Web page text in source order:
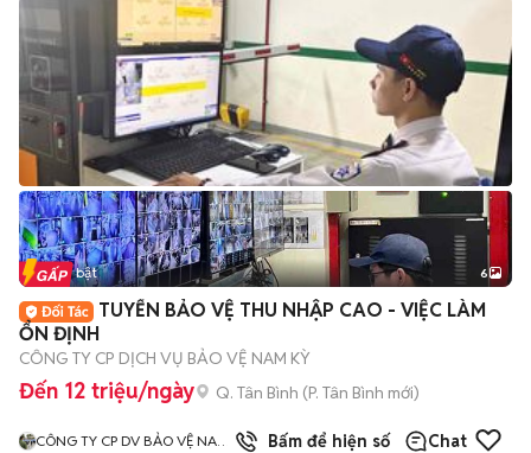
+2
Tin nổi bật 6
TUYỂN BẢO VỆ THU NHẬP CAO - VIỆC LÀM
ỔN ĐỊNH
CÔNG TY CP DỊCH VỤ BẢO VỆ NAM KỲ
Đến 12 triệu/ngày Q. Tân Bình (P. Tân Bình mới)
CÔNG TY CP DV BẢO VỆ NAM
3đã bán
Bấm để hiện số Chat